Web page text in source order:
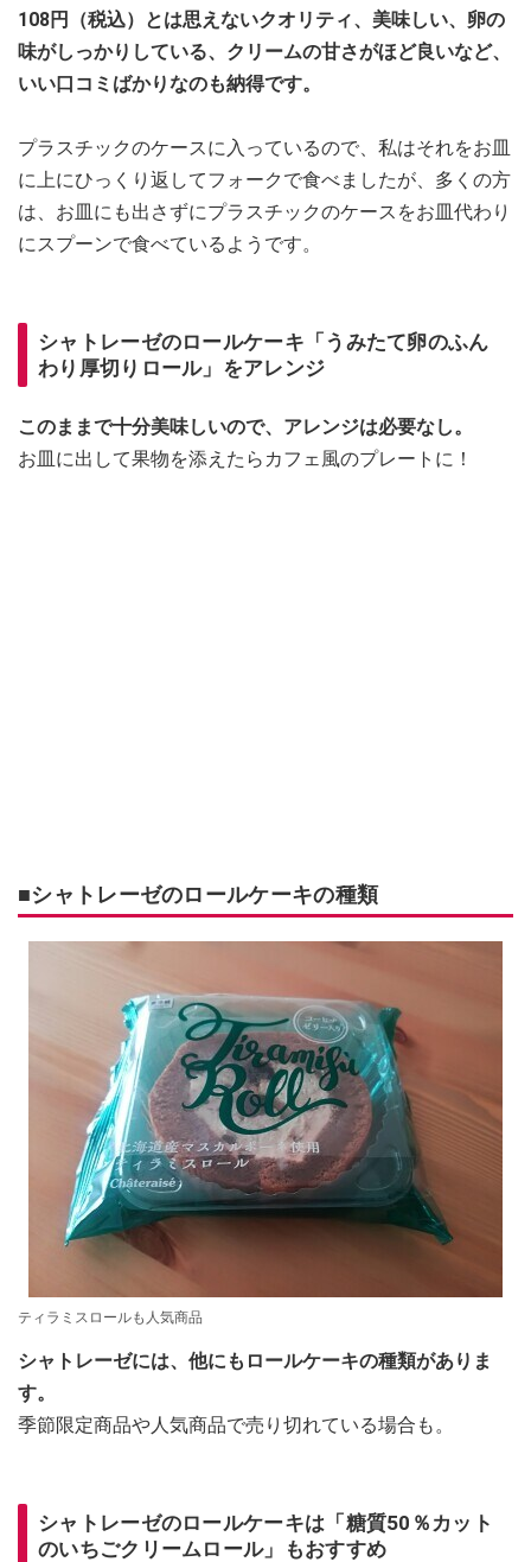
108円（税込）とは思えないクオリティ、美味しい、卵の
味がしっかりしている、クリームの甘さがほど良いなど、
いい口コミばかりなのも納得です。
プラスチックのケースに入っているので、私はそれをお皿
に上にひっくり返してフォークで食べましたが、多くの方
は、お皿にも出さずにプラスチックのケースをお皿代わり
にスプーンで食べているようです。
シャトレーゼのロールケーキ「うみたて卵のふん
わり厚切りロール」をアレンジ
このままで十分美味しいので、アレンジは必要なし。
お皿に出して果物を添えたらカフェ風のプレートに！
■シャトレーゼのロールケーキの種類
ティラミスロールも人気商品
シャトレーゼには、他にもロールケーキの種類がありま
す。
季節限定商品や人気商品で売り切れている場合も。
シャトレーゼのロールケーキは「糖質50％カット
のいちごクリームロール」もおすすめ